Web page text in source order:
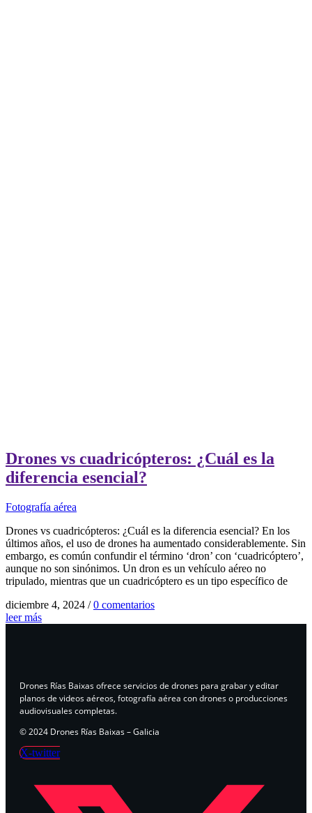
Drones vs cuadricópteros: ¿Cuál es la
diferencia esencial?
Fotografía aérea
Drones vs cuadricópteros: ¿Cuál es la diferencia esencial? En los
últimos años, el uso de drones ha aumentado considerablemente. Sin
embargo, es común confundir el término ‘dron’ con ‘cuadricóptero’,
aunque no son sinónimos. Un dron es un vehículo aéreo no
tripulado, mientras que un cuadricóptero es un tipo específico de
diciembre 4, 2024 / 0 comentarios
leer más
Drones Rías Baixas ofrece servicios de drones para grabar y editar
planos de videos aéreos, fotografía aérea con drones o producciones
audiovisuales completas.
© 2024 Drones Rías Baixas – Galicia
X-twitter